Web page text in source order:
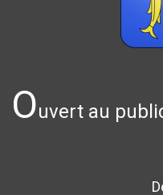
Ouvert au